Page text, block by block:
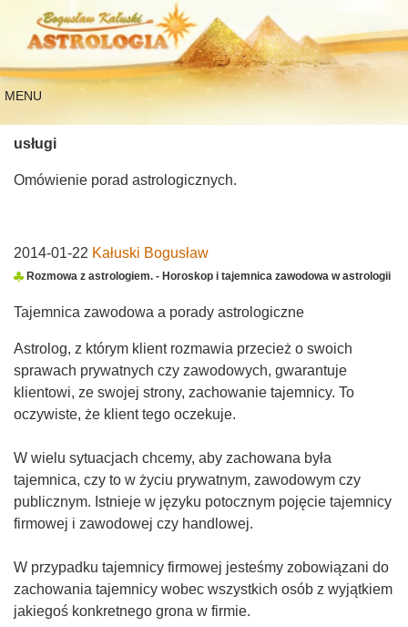
MENU
usługi
Omówienie porad astrologicznych.
2014-01-22 Kałuski Bogusław
Rozmowa z astrologiem. - Horoskop i tajemnica zawodowa w astrologii
Tajemnica zawodowa a porady astrologiczne
Astrolog, z którym klient rozmawia przecież o swoich
sprawach prywatnych czy zawodowych, gwarantuje
klientowi, ze swojej strony, zachowanie tajemnicy. To
oczywiste, że klient tego oczekuje.
W wielu sytuacjach chcemy, aby zachowana była
tajemnica, czy to w życiu prywatnym, zawodowym czy
publicznym. Istnieje w języku potocznym pojęcie tajemnicy
firmowej i zawodowej czy handlowej.
W przypadku tajemnicy firmowej jesteśmy zobowiązani do
zachowania tajemnicy wobec wszystkich osób z wyjątkiem
jakiegoś konkretnego grona w firmie.